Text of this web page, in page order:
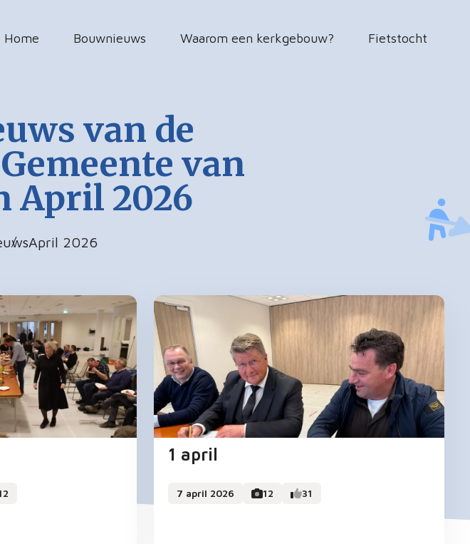
Home Bouwnieuws Waarom een kerkgebouw? Fietstocht
van de
van
April 2026
April 2026
1 april
7 april 2026 12 31